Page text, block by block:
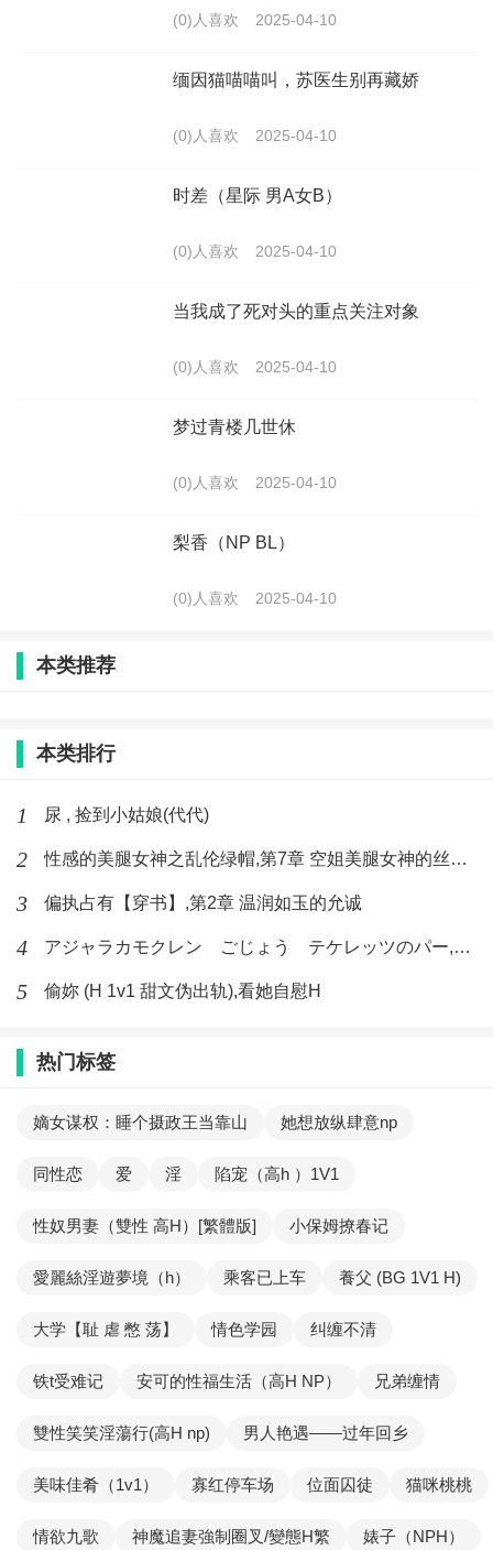
(0)人喜欢 2025-04-10
缅因猫喵喵叫，苏医生别再藏娇
(0)人喜欢 2025-04-10
时差（星际 男A女B）
(0)人喜欢 2025-04-10
当我成了死对头的重点关注对象
(0)人喜欢 2025-04-10
梦过青楼几世休
(0)人喜欢 2025-04-10
梨香（NP BL）
(0)人喜欢 2025-04-10
本类推荐
本类排行
1 尿 , 捡到小姑娘(代代)
2 性感的美腿女神之乱伦绿帽,第7章 空姐美腿女神的丝袜足交
3 偏执占有【穿书】,第2章 温润如玉的允诚
4 アジャラカモクレン ごじょう テケレッツのパー,【No. 42 Rube Goldberg Machine】十四
5 偷妳 (H 1v1 甜文伪出轨),看她自慰H
热门标签
嫡女谋权：睡个摄政王当靠山 她想放纵肆意np
同性恋 爱 淫 陷宠（高h ）1V1
性奴男妻（雙性 高H）[繁體版] 小保姆撩春记
愛麗絲淫遊夢境（h） 乘客已上车 養父 (BG 1V1 H)
大学【耻 虐 憋 荡】 情色学园 纠缠不清
铁t受难记 安可的性福生活（高H NP） 兄弟缠情
雙性笑笑淫蕩行(高H np) 男人艳遇——过年回乡
美味佳肴（1v1） 寡红停车场 位面囚徒 猫咪桃桃
情欲九歌 神魔追妻強制圈叉/變態H繁 婊子（NPH）